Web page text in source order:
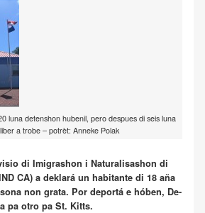
luna detenshon hubenil, pero despues di seis luna
a trobe – potrèt: Anneke Polak
di Imigrashon i Naturalisashon di
CA) a deklará un habitante di 18 aña
non grata. Por deportá e hóben, De-
pa otro pa St. Kitts.